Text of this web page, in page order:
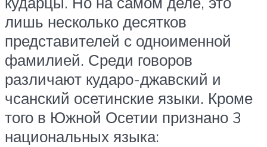
лишь несколько десятков
представителей с одноименной
фамилией. Среди говоров
различают кударо-джавский и
чсанский осетинские языки. Кроме
того в Южной Осетии признано 3
национальных языка: